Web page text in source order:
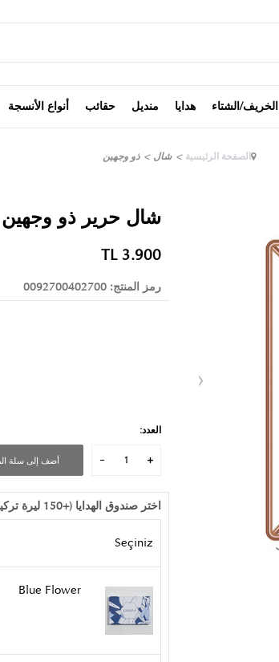
الخريف/الشتاء هدايا منديل حقائب أنواع الأنسجة
الصفحة الرئيسية > شال > ذو وجهين
شال حرير ذو
3.900
رمز المنتج: 0092700402700
العدد:
أضف إلى سلة
اختر صندوق الهدايا (+150 ليرة تركية)
Seçiniz
Blue Flower